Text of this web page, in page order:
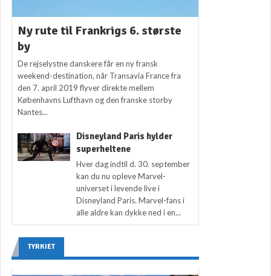
Ny rute til Frankrigs 6. største
by
De rejselystne danskere får en ny fransk
weekend-destination, når Transavia France fra
den 7. april 2019 flyver direkte mellem
Københavns Lufthavn og den franske storby
Nantes...
Disneyland Paris hylder
superheltene
Hver dag indtil d. 30. september
kan du nu opleve Marvel-
universet i levende live i
Disneyland Paris. Marvel-fans i
alle aldre kan dykke ned i en...
TYRKIET